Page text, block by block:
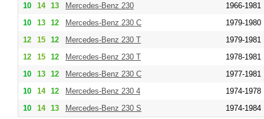
10
14 13 Mercedes-Benz 230
1966-1981
10
13 12 Mercedes-Benz 230 C
1979-1980
12
15 12 Mercedes-Benz 230 T
1979-1981
12
15 12 Mercedes-Benz 230 T
1978-1981
10
13 12 Mercedes-Benz 230 C
1977-1981
10
14 12 Mercedes-Benz 230 4
1974-1978
10
14 13 Mercedes-Benz 230 S 1974-1984